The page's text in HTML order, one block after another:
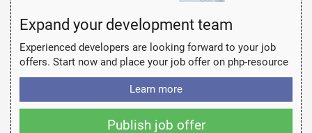
Expand your development team
Experienced developers are looking forward to your job
offers. Start now and place your job offer on php-resource
Learn more
Publish job offer